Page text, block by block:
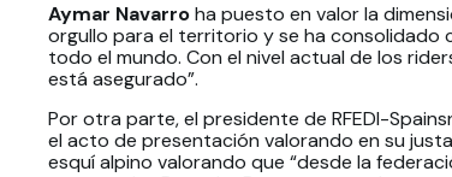
Aymar Navarroha puesto en valor la
orgullo para el territorio y se ha consolidado
todo el mundo. Con el nivel actual de los
está asegurado”.
Por otra parte, el presidente de RFEDI-
el acto de presentación valorando en su
esquí alpino valorando que “desde la